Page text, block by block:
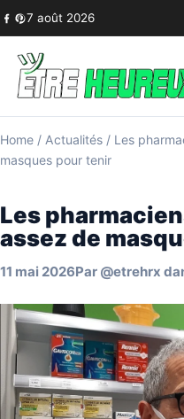
Skip to content
7 août 2026
Home / Actualités / Les
masques pour tenir
Les
assez de
11 mai 2026Par @etrehrx